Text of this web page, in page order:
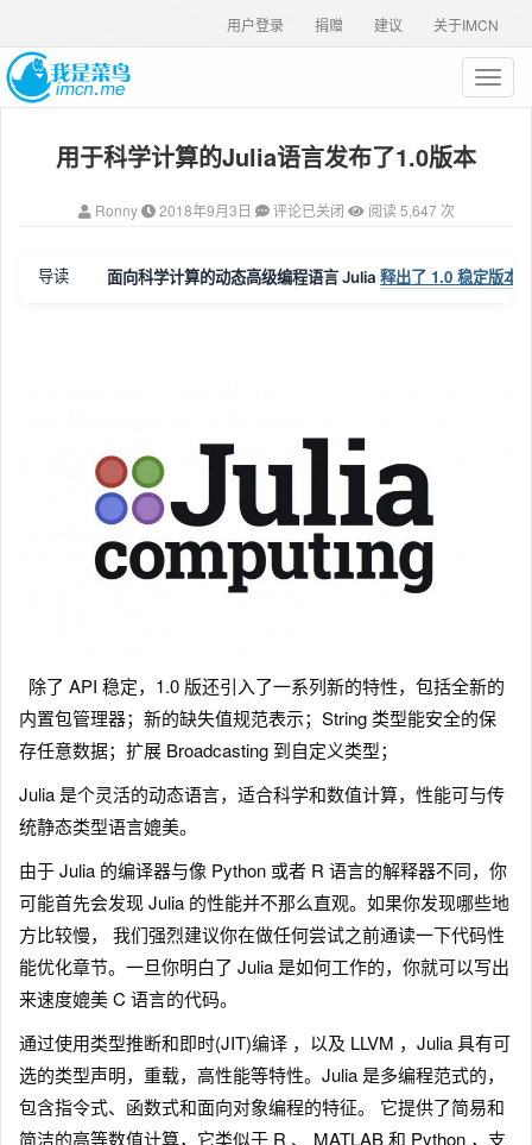
关于IMCN
建议
捐赠
用户登录
T
o
v
i
用于科学计算的Julia语言发布了1.0版本
Ronny 2018年9月3日 评论已关闭 阅读 5,647 次
导读 面向科学计算的动态高级编程语言 Julia 释出了 1.0 稳定版本
除了 API 稳定，1.0 版还引入了一系列新的特性，包括全新的
内置包管理器；新的缺失值规范表示；String 类型能安全的保
存任意数据；扩展 Broadcasting 到自定义类型；
Julia 是个灵活的动态语言，适合科学和数值计算，性能可与传
统静态类型语言媲美。
由于 Julia 的编译器与像 Python 或者 R 语言的解释器不同，你
可能首先会发现 Julia 的性能并不那么直观。如果你发现哪些地
方比较慢， 我们强烈建议你在做任何尝试之前通读一下代码性
能优化章节。一旦你明白了 Julia 是如何工作的，你就可以写出
来速度媲美 C 语言的代码。
通过使用类型推断和即时(JIT)编译 ，以及 LLVM ，Julia 具有可
选的类型声明，重载，高性能等特性。Julia 是多编程范式的，
包含指令式、函数式和面向对象编程的特征。 它提供了简易和
简洁的高等数值计算，它类似于 R 、 MATLAB 和 Python ，支